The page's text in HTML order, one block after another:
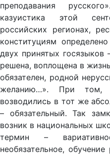
преподавания
казуистика этой
российских регионах,
конституциям
двух принятых госязыков
решена, воплощена в
обязателен, родной
желанию…». При том,
возводились в тот же
– обязательный. Так
возник в национальных
термин –
необязательное,